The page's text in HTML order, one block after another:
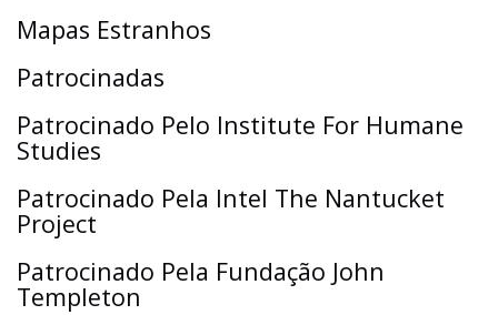
Mapas Estranhos
Patrocinadas
Patrocinado Pelo Institute For Humane
Studies
Patrocinado Pela Intel The Nantucket
Project
Patrocinado Pela Fundação John
Templeton